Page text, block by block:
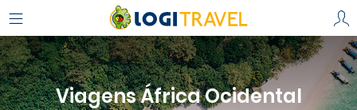
Viagens África Ocidental